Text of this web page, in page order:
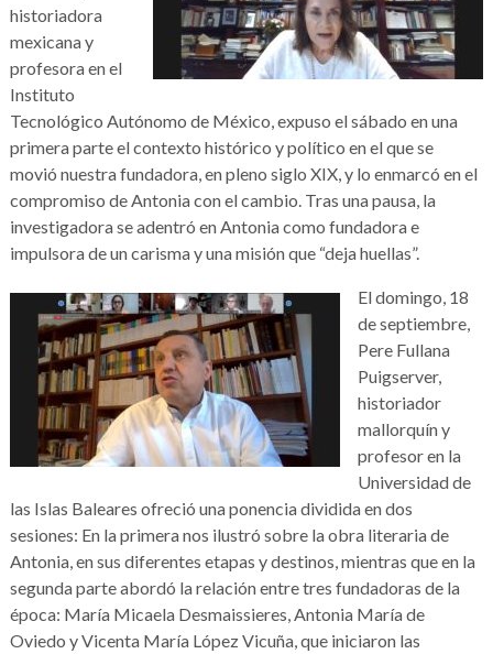
historiadora
mexicana y
profesora en el
Instituto
Tecnológico Autónomo de México, expuso el sábado en una
primera parte el contexto histórico y político en el que se
movió nuestra fundadora, en pleno siglo XIX, y lo enmarcó en el
compromiso de Antonia con el cambio. Tras una pausa, la
investigadora se adentró en Antonia como fundadora e
impulsora de un carisma y una misión que “deja huellas”.
El domingo, 18
de septiembre,
Pere Fullana
Puigserver,
historiador
mallorquín y
profesor en la
Universidad de
las Islas Baleares ofreció una ponencia dividida en dos
sesiones: En la primera nos ilustró sobre la obra literaria de
Antonia, en sus diferentes etapas y destinos, mientras que en la
segunda parte abordó la relación entre tres fundadoras de la
época: María Micaela Desmaissieres, Antonia María de
Oviedo y Vicenta María López Vicuña, que iniciaron las